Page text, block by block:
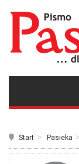
Start Pasieka